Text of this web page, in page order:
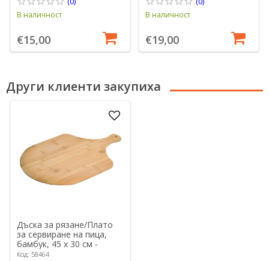
В наличност
€15,00
В наличност
€19,00
Други клиенти закупиха
Дъска за рязане/Плато
за сервиране на пица,
бамбук, 45 х 30 см -
Кеспер
Код: 58464